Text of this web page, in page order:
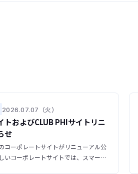
2026.07.07（火）
トおよびCLUB PHIサイトリニ
せ
コーポレートサイトがリニューアル公
いコーポレートサイトでは、スマート